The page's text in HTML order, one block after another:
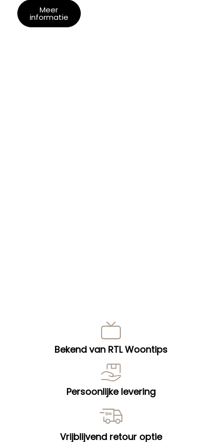
Meer
informatie
Bekend van RTL Woontips
Persoonlijke levering
Vrijblijvend retour optie